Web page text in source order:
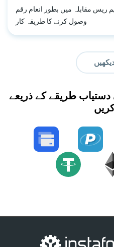
مقابلہ میں بطور انعام رقم
وصول کرنے کا طریقہ کار
دستیاب طریقے کے ذریعے